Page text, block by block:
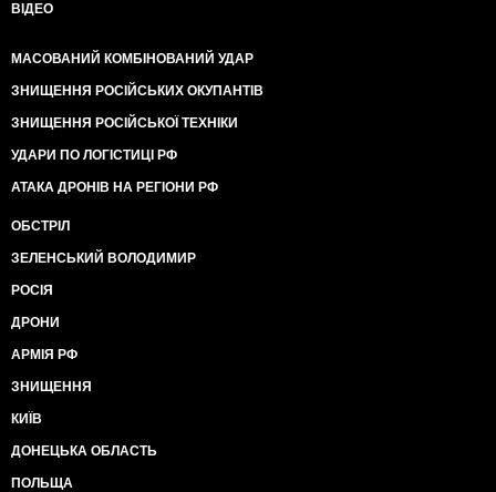
ВІДЕО
МАСОВАНИЙ КОМБІНОВАНИЙ УДАР
ЗНИЩЕННЯ РОСІЙСЬКИХ ОКУПАНТІВ
ЗНИЩЕННЯ РОСІЙСЬКОЇ ТЕХНІКИ
УДАРИ ПО ЛОГІСТИЦІ РФ
АТАКА ДРОНІВ НА РЕГІОНИ РФ
ОБСТРІЛ
ЗЕЛЕНСЬКИЙ ВОЛОДИМИР
РОСІЯ
ДРОНИ
АРМІЯ РФ
ЗНИЩЕННЯ
КИЇВ
ДОНЕЦЬКА ОБЛАСТЬ
ПОЛЬЩА